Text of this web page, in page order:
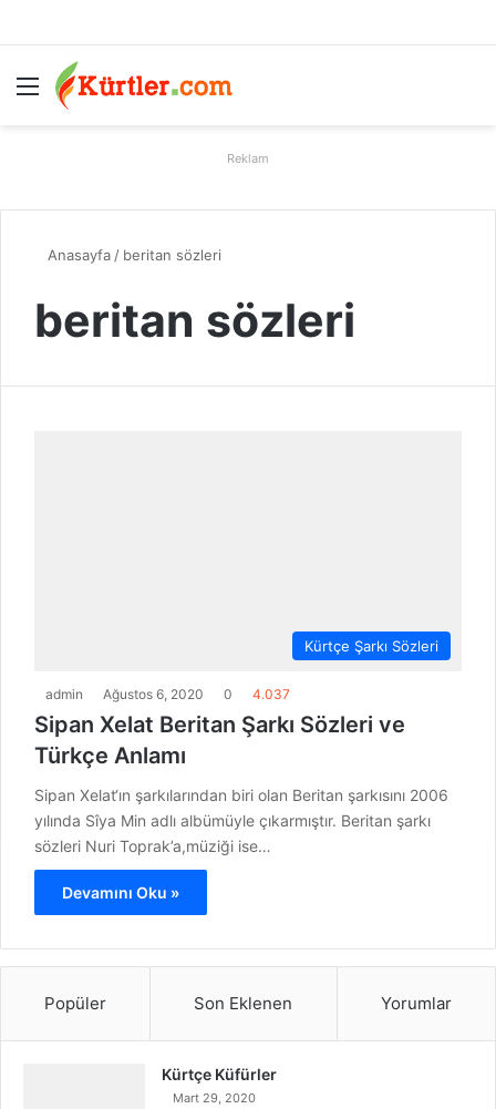
Menü
Reklam
Anasayfa / beritan sözleri
beritan sözleri
Kürtçe Şarkı Sözleri
admin Ağustos 6, 2020 0 4.037
Sipan Xelat Beritan Şarkı Sözleri ve
Türkçe Anlamı
Sipan Xelat‘ın şarkılarından biri olan Beritan şarkısını 2006
yılında Sîya Min adlı albümüyle çıkarmıştır. Beritan şarkı
sözleri Nuri Toprak’a,müziği ise…
Devamını Oku »
Popüler Son Eklenen Yorumlar
Kürtçe Küfürler
Mart 29, 2020